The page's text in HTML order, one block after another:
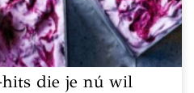
die je nú wil